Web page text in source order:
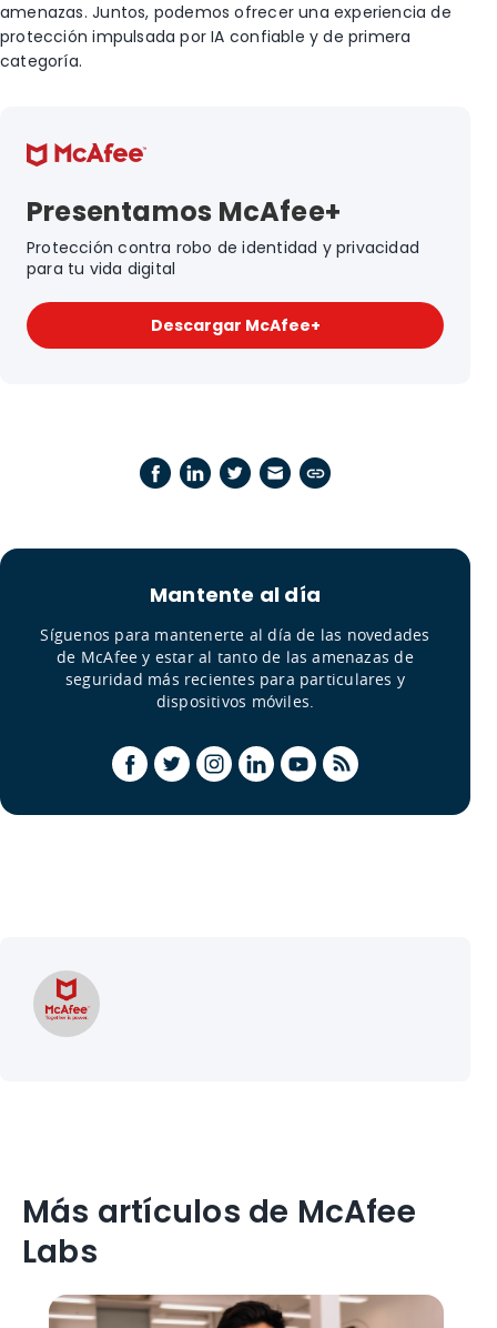
amenazas. Juntos, podemos ofrecer una experiencia de
protección impulsada por IA confiable y de primera
categoría.
Presentamos McAfee+
Protección contra robo de identidad y privacidad
para tu vida digital
Descargar McAfee+
Mantente al día
Síguenos para mantenerte al día de las novedades
de McAfee y estar al tanto de las amenazas de
seguridad más recientes para particulares y
dispositivos móviles.
Más artículos de McAfee
Labs